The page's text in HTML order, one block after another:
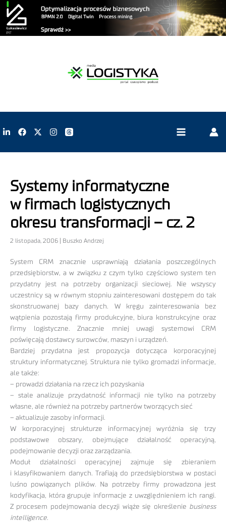
Systemy informatyczne
w firmach logistycznych
okresu transformacji – cz. 2
2 listopada, 2006 | Buszko Andrzej
System CRM znacznie usprawniają działania poszczególnych
przedsiębiorstw, a w związku z czym tylko częściowo system ten
przydatny jest na potrzeby organizacji sieciowej. Nie wszyscy
uczestnicy są w równym stopniu zainteresowani dostępem do tak
skonstruowanej bazy danych. W kręgu zainteresowania bez
wątpienia pozostają firmy produkcyjne, biura konstrukcyjne oraz
firmy logistyczne. Znacznie mniej uwagi systemowi CRM
poświęcają dostawcy surowców, maszyn i urządzeń.
Bardziej przydatna jest propozycja dotycząca korporacyjnej
struktury informatycznej. Struktura nie tylko gromadzi informacje,
ale także:
– prowadzi działania na rzecz ich pozyskania
– stale analizuje przydatność informacji nie tylko na potrzeby
własne, ale również na potrzeby partnerów tworzących sieć
– aktualizuje zasoby informacji.
W korporacyjnej strukturze informacyjnej wyróżnia się trzy
podstawowe obszary, obejmujące działalność operacyjną,
podejmowanie decyzji oraz zarządzania.
Moduł działalności operacyjnej zajmuje się zbieraniem
i klasyfikowaniem danych. Trafiają do przedsiębiorstwa w postaci
luśno powiązanych plików. Na potrzeby firmy prowadzona jest
kodyfikacja, która grupuje informacje z uwzględnieniem ich rangi.
Z procesem podejmowania decyzji wiąże się określenie business
intelligence.